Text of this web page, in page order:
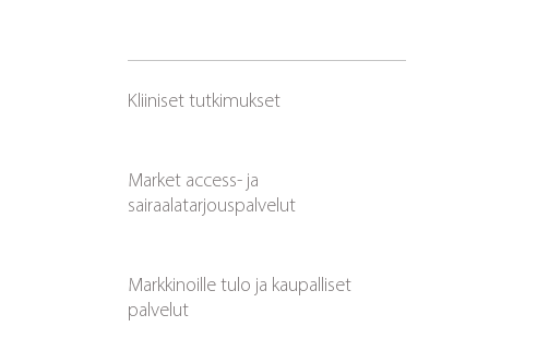
Kliiniset tutkimukset
Market access- ja
sairaalatarjouspalvelut
Markkinoille tulo ja kaupalliset
palvelut